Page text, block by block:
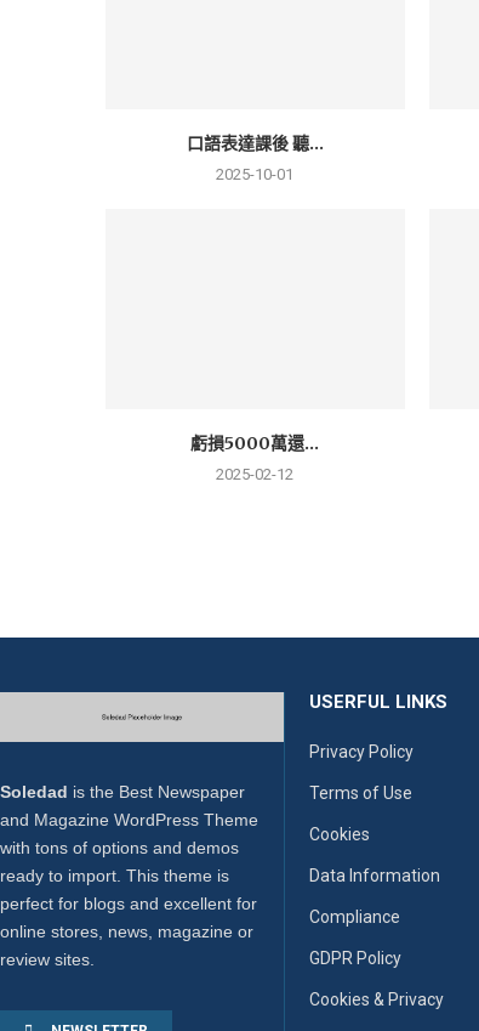
口語表達課後 聽...
2025-10-01
虧損5000萬還...
2025-02-12
Soledad is the Best Newspaper
and Magazine WordPress Theme
with tons of options and demos
ready to import. This theme is
perfect for blogs and excellent for
online stores, news, magazine or
review sites.
USERFUL LINKS
Privacy Policy
Terms of Use
Cookies
Data Information
Compliance
GDPR Policy
Cookies & Privacy